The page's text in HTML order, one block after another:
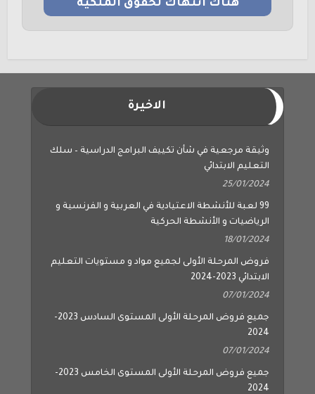
التعليم الابتدائي
25/01/2024
الرياضيات و الأنشطة الحركية
الابتدائي 2023-2024
07/01/2024
2024
2024